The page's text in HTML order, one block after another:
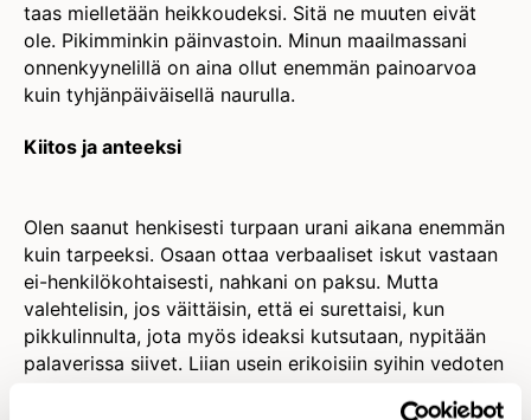
taas mielletään heikkoudeksi. Sitä ne muuten eivät
ole. Pikimminkin päinvastoin. Minun maailmassani
onnenkyynelillä on aina ollut enemmän painoarvoa
kuin tyhjänpäiväisellä naurulla.
Kiitos ja anteeksi
Olen saanut henkisesti turpaan urani aikana enemmän
kuin tarpeeksi. Osaan ottaa verbaaliset iskut vastaan
ei-henkilökohtaisesti, nahkani on paksu. Mutta
valehtelisin, jos väittäisin, että ei surettaisi, kun
pikkulinnulta, jota myös ideaksi kutsutaan, nypitään
palaverissa siivet. Liian usein erikoisiin syihin vedoten